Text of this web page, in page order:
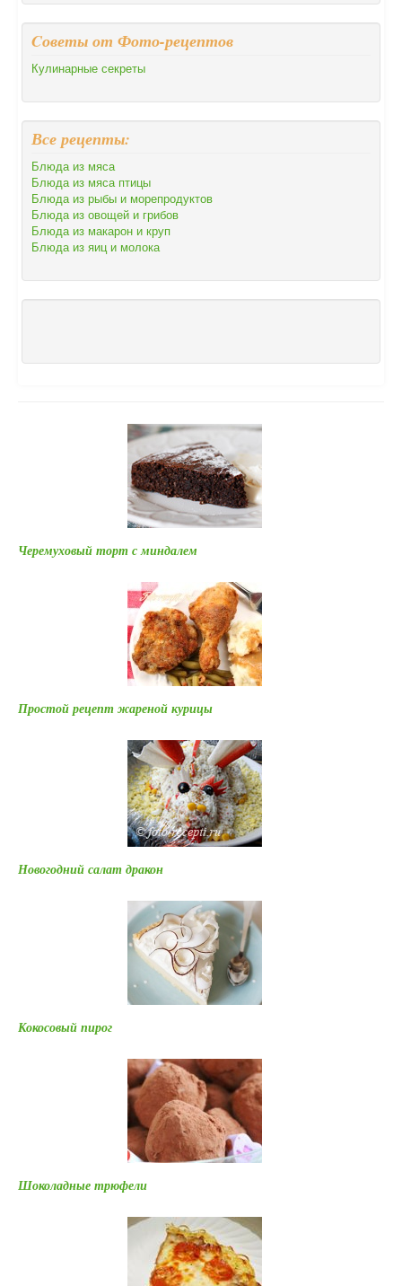
Cоветы от Фото-рецептов
Кулинарные секреты
Все рецепты:
Блюда из мяса
Блюда из мяса птицы
Блюда из рыбы и морепродуктов
Блюда из овощей и грибов
Блюда из макарон и круп
Блюда из яиц и молока
Черемуховый торт с миндалем
Простой рецепт жареной курицы
Новогодний салат дракон
Кокосовый пирог
Шоколадные трюфели